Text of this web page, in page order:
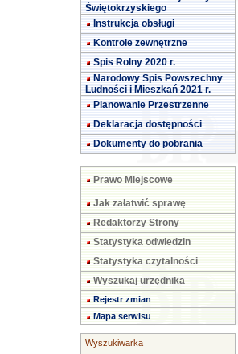
Świętokrzyskiego
Instrukcja obsługi
Kontrole zewnętrzne
Spis Rolny 2020 r.
Narodowy Spis Powszechny
Ludności i Mieszkań 2021 r.
Planowanie Przestrzenne
Deklaracja dostępności
Dokumenty do pobrania
Prawo Miejscowe
Jak załatwić sprawę
Redaktorzy Strony
Statystyka odwiedzin
Statystyka czytalności
Wyszukaj urzędnika
Rejestr zmian
Mapa serwisu
Wyszukiwarka